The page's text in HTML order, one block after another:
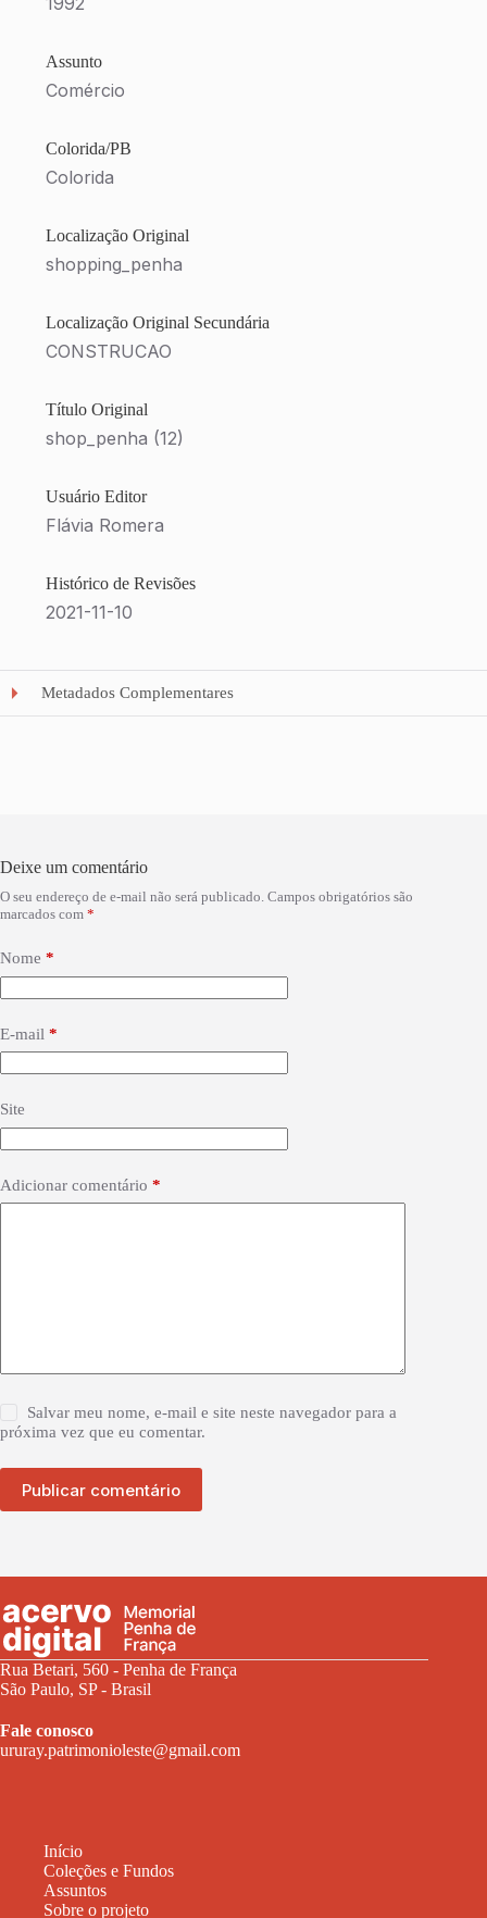
Assunto
Comércio
Colorida/PB
Colorida
Localização Original
shopping_penha
Localização Original Secundária
CONSTRUCAO
Título Original
shop_penha (12)
Usuário Editor
Flávia Romera
Histórico de Revisões
2021-11-10
Metadados Complementares
Deixe um comentário
O seu endereço de e-mail não será publicado. Campos obrigatórios são
marcados com *
Nome *
E-mail *
Site
Adicionar comentário *
Salvar meu nome, e-mail e site neste navegador para a
próxima vez que eu comentar.
Publicar comentário
Rua Betari, 560 - Penha de França
São Paulo, SP - Brasil
Fale conosco
ururay.patrimonioleste@gmail.com
Início
Coleções e Fundos
Assuntos
Sobre o projeto